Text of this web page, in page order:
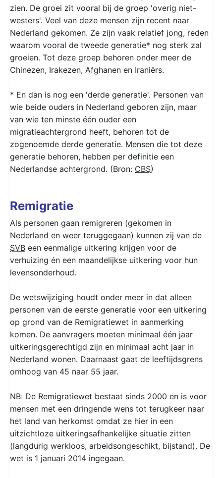
zien. De groei zit vooral bij de groep 'overig niet-
westers'. Veel van deze mensen zijn recent naar
Nederland gekomen. Ze zijn vaak relatief jong, reden
waarom vooral de tweede generatie* nog sterk zal
groeien. Tot deze groep behoren onder meer de
Chinezen, Irakezen, Afghanen en Iraniërs.
* En dan is nog een 'derde generatie'. Personen van
wie beide ouders in Nederland geboren zijn, maar
van wie ten minste één ouder een
migratieachtergrond heeft, behoren tot de
zogenoemde derde generatie. Mensen die tot deze
generatie behoren, hebben per definitie een
Nederlandse achtergrond. (Bron: CBS)
Remigratie
Als personen gaan remigreren (gekomen in
Nederland en weer teruggegaan) kunnen zij van de
SVB een eenmalige uitkering krijgen voor de
verhuizing én een maandelijkse uitkering voor hun
levensonderhoud.
De wetswijziging houdt onder meer in dat alleen
personen van de eerste generatie voor een uitkering
op grond van de Remigratiewet in aanmerking
komen. De aanvragers moeten minimaal één jaar
uitkeringsgerechtigd zijn en minimaal acht jaar in
Nederland wonen. Daarnaast gaat de leeftijdsgrens
omhoog van 45 naar 55 jaar.
NB: De Remigratiewet bestaat sinds 2000 en is voor
mensen met een dringende wens tot terugkeer naar
het land van herkomst omdat ze hier in een
uitzichtloze uitkeringsafhankelijke situatie zitten
(langdurig werkloos, arbeidsongeschikt, bijstand). De
wet is 1 januari 2014 ingegaan.